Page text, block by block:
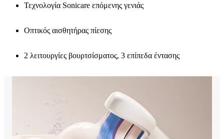
Τεχνολογία Sonicare επόμενης γενιάς
Οπτικός αισθητήρας πίεσης
2 λειτουργίες βουρτσίσματος, 3 επίπεδα έντασης